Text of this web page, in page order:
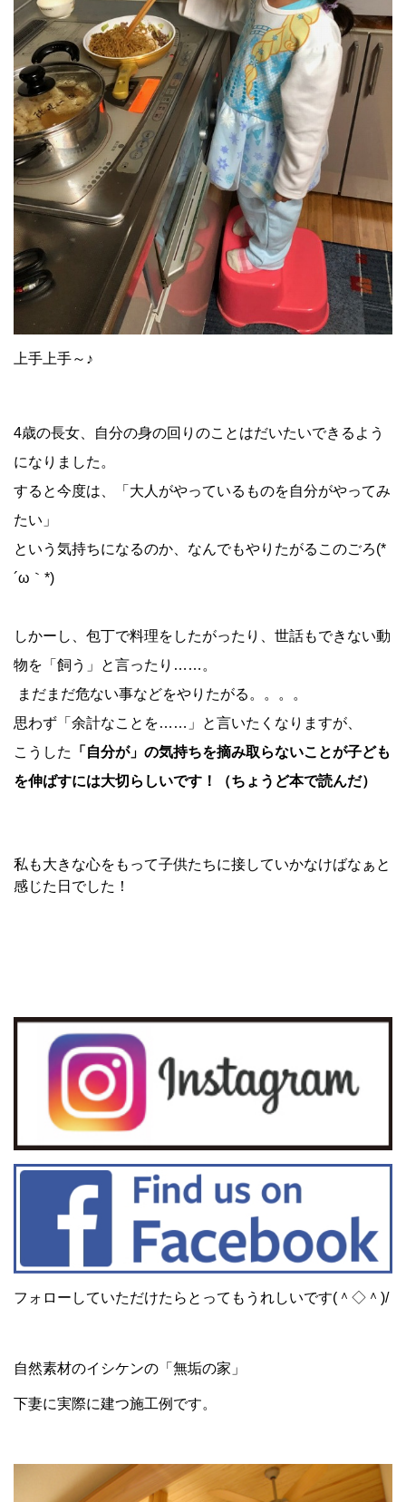
上手上手～♪
4歳の長女、自分の身の回りのことはだいたいできるよう
になりました。
すると今度は、
「大人がやっているものを自分がやってみ
たい」
という気持ちになるのか、なんでもやりたがるこのごろ(*
´ω｀*)
しかーし、包丁で料理をしたがったり、世話もできない動
物を「飼う」と言ったり……。
まだまだ危ない事などをやりたがる。。。。
思わず「余計なことを……」と言いたくなりますが、
こうした
「自分が」の気持ちを摘み取らないことが子ども
を伸ばすには大切らしいです！（ちょうど本で読んだ）
私も大きな心をもって子供たちに接していかなけばなぁと
感じた日でした！
フォローしていただけたらとってもうれしいです(＾◇＾)/
自然素材のイシケンの「無垢の家」
下妻に実際に建つ施工例です。